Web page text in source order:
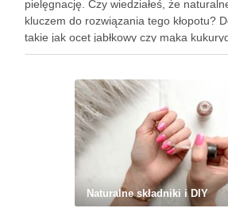
pielęgnację. Czy wiedziałeś, że
kluczem do rozwiązania tego kłopotu?
takie jak ocet jabłkowy czy mąka
zdziałać cuda, przywracając włosom
Naturalne składniki i DIY